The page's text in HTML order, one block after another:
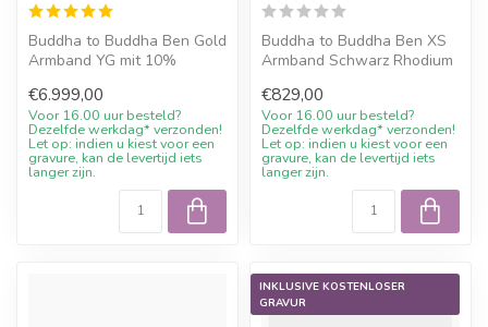
Buddha to Buddha Ben Gold
Armband YG mit 10%
wenn mögl...
€6.999,00
Voor 16.00 uur besteld?
Dezelfde werkdag* verzonden!
Let op: indien u kiest voor een
gravure, kan de levertijd iets
langer zijn.
Buddha to Buddha Ben XS
Armband Schwarz Rhodium
Willkommensrabatt, ...
€829,00
Voor 16.00 uur besteld?
Dezelfde werkdag* verzonden!
Let op: indien u kiest voor een
gravure, kan de levertijd iets
langer zijn.
INKLUSIVE KOSTENLOSER
GRAVUR